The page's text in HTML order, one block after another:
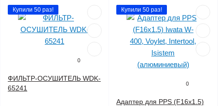
Купили 50 раз!
0
ФИЛЬТР-ОСУШИТЕЛЬ WDK-
65241
Купили 50 раз!
0
Адаптер для PPS (F16х1.5)